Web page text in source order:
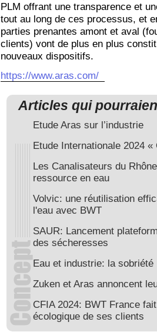
PLM offrant une transparence et
tout au long de ces processus, et
parties prenantes amont et aval
clients) vont de plus en plus
nouveaux dispositifs.
https://www.aras.com/
Articles qui
Etude Aras sur l’industrie
Etude Internationale 2024
Les Canalisateurs du
ressource en eau
Volvic: une réutilisation
l'eau avec BWT
SAUR: Lancement
des sécheresses
Eau et industrie: la
Zuken et Aras annoncent
CFIA 2024: BWT France
écologique de ses clients